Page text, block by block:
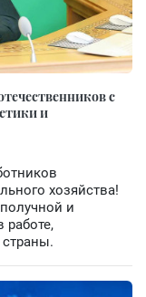
с
и
хозяйства!
и
работе,